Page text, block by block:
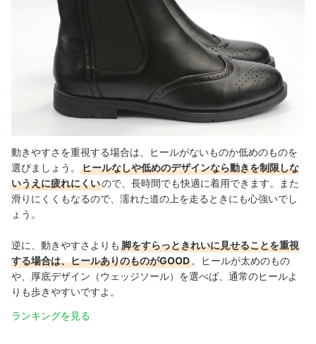
動きやすさを重視する場合は、ヒールがないものか低めのものを
選びましょう。
ヒールなしや低めのデザインなら動きを制限しな
いうえに疲れにくいので、長時間でも快適に着用できます。また
滑りにくくもなるので、濡れた道の上を走るときにも心強いでし
ょう。
逆に、動きやすさよりも 脚をすらっときれいに見せることを重視
する場合は、ヒールありのものがGOOD 。ヒールが太めのもの
や、厚底デザイン（ウェッジソール）を選べば、通常のヒールよ
りも歩きやすいですよ。
ランキングを見る